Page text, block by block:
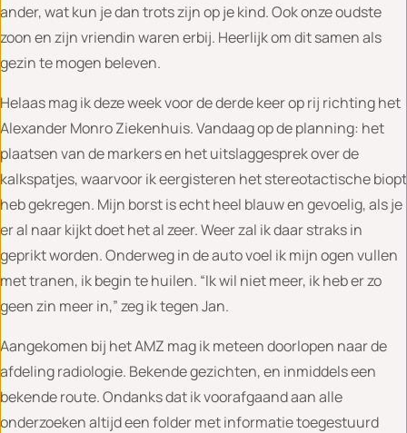
ander, wat kun je dan trots zijn op je kind. Ook onze oudste
zoon en zijn vriendin waren erbij. Heerlijk om dit samen als
gezin te mogen beleven.
Helaas mag ik deze week voor de derde keer op rij richting het
Alexander Monro Ziekenhuis. Vandaag op de planning: het
plaatsen van de markers en het uitslaggesprek over de
kalkspatjes, waarvoor ik eergisteren het stereotactische biopt
heb gekregen. Mijn borst is echt heel blauw en gevoelig, als je
er al naar kijkt doet het al zeer. Weer zal ik daar straks in
geprikt worden. Onderweg in de auto voel ik mijn ogen vullen
met tranen, ik begin te huilen. “Ik wil niet meer, ik heb er zo
geen zin meer in,” zeg ik tegen Jan.
Aangekomen bij het AMZ mag ik meteen doorlopen naar de
afdeling radiologie. Bekende gezichten, en inmiddels een
bekende route. Ondanks dat ik voorafgaand aan alle
onderzoeken altijd een folder met informatie toegestuurd